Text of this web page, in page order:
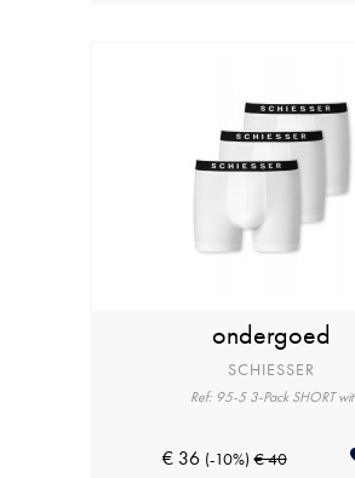
ondergoed
SCHIESSER
Ref: 95-5 3-Pack SHORT wit
€ 36 (-10%) € 40